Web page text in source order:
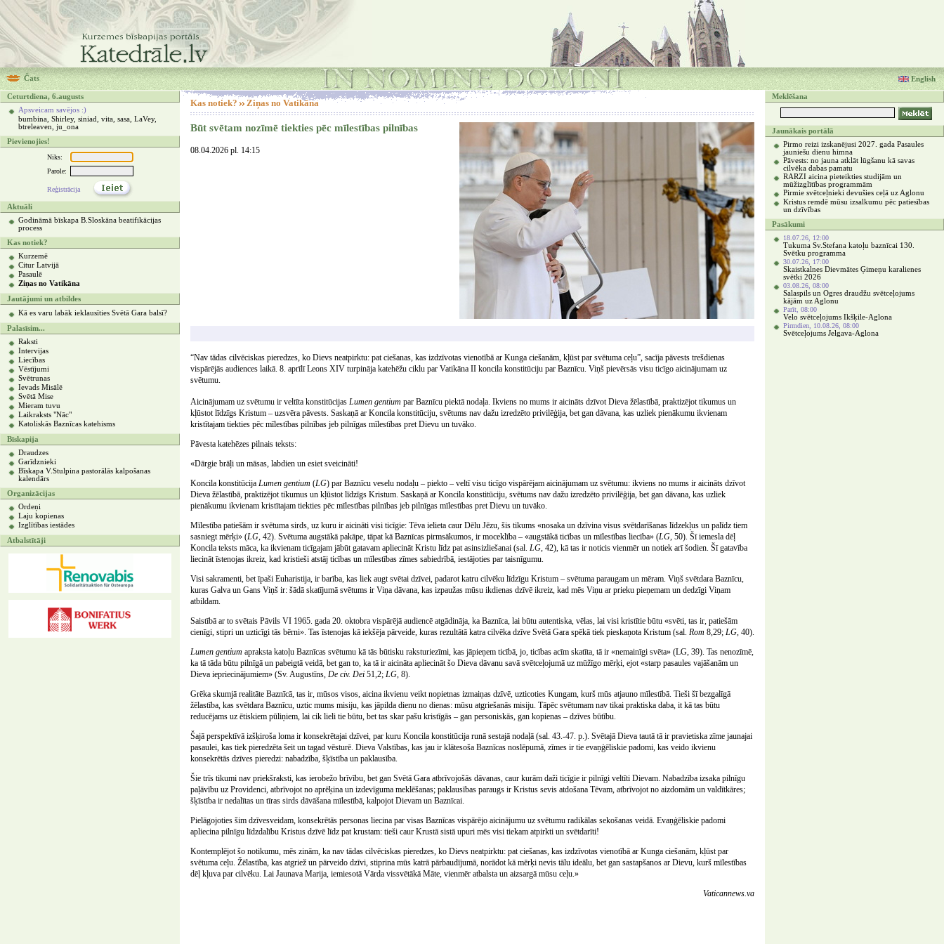
Čats English
Ceturtdiena, 6.augusts
Apsveicam savējos :)
bumbina, Shirley, siniad, vita, sasa, LaVey,
btreleaven, ju_ona
Pievienojies!
Niks:
Parole:
Reģistrācija
Aktuāli
Godināmā bīskapa B.Sloskāna beatifikācijas
process
Kas notiek?
Kurzemē
Citur Latvijā
Pasaulē
Ziņas no Vatikāna
Jautājumi un atbildes
Kā es varu labāk ieklausīties Svētā Gara balsī?
Palasīsim...
Raksti
Intervijas
Liecības
Vēstījumi
Svētrunas
Ievads Misālē
Svētā Mise
Mieram tuvu
Laikraksts "Nāc"
Katoliskās Baznīcas katehisms
Bīskapija
Draudzes
Garīdznieki
Bīskapa V.Stulpina pastorālās kalpošanas
kalendārs
Organizācijas
Ordeņi
Laju kopienas
Izglītības iestādes
Atbalstītāji
Kas notiek? Ziņas no Vatikāna
Būt svētam nozīmē tiekties pēc mīlestības pilnības
08.04.2026 pl. 14:15
“Nav tādas cilvēciskas pieredzes, ko Dievs neatpirktu: pat ciešanas, kas izdzīvotas vienotībā ar Kunga ciešanām, kļūst par svētuma ceļu”, sacīja pāvests trešdienas
vispārējās audiences laikā. 8. aprīlī Leons XIV turpināja katehēžu ciklu par Vatikāna II koncila konstitūciju par Baznīcu. Viņš pievērsās visu ticīgo aicinājumam uz
svētumu.
Aicinājumam uz svētumu ir veltīta konstitūcijas Lumen gentium par Baznīcu piektā nodaļa. Ikviens no mums ir aicināts dzīvot Dieva žēlastībā, praktizējot tikumus un
kļūstot līdzīgs Kristum – uzsvēra pāvests. Saskaņā ar Koncila konstitūciju, svētums nav dažu izredzēto privilēģija, bet gan dāvana, kas uzliek pienākumu ikvienam
kristītajam tiekties pēc mīlestības pilnības jeb pilnīgas mīlestības pret Dievu un tuvāko.
Pāvesta katehēzes pilnais teksts:
«Dārgie brāļi un māsas, labdien un esiet sveicināti!
Koncila konstitūcija Lumen gentium (LG) par Baznīcu veselu nodaļu – piekto – veltī visu ticīgo vispārējam aicinājumam uz svētumu: ikviens no mums ir aicināts dzīvot
Dieva žēlastībā, praktizējot tikumus un kļūstot līdzīgs Kristum. Saskaņā ar Koncila konstitūciju, svētums nav dažu izredzēto privilēģija, bet gan dāvana, kas uzliek
pienākumu ikvienam kristītajam tiekties pēc mīlestības pilnības jeb pilnīgas mīlestības pret Dievu un tuvāko.
Mīlestība patiešām ir svētuma sirds, uz kuru ir aicināti visi ticīgie: Tēva ielieta caur Dēlu Jēzu, šis tikums «nosaka un dzīvina visus svētdarīšanas līdzekļus un palīdz tiem
sasniegt mērķi» (LG, 42). Svētuma augstākā pakāpe, tāpat kā Baznīcas pirmsākumos, ir moceklība – «augstākā ticības un mīlestības liecība» (LG, 50). Šī iemesla dēļ
Koncila teksts māca, ka ikvienam ticīgajam jābūt gatavam apliecināt Kristu līdz pat asinsizliešanai (sal. LG, 42), kā tas ir noticis vienmēr un notiek arī šodien. Šī gatavība
liecināt īstenojas ikreiz, kad kristieši atstāj ticības un mīlestības zīmes sabiedrībā, iestājoties par taisnīgumu.
Visi sakramenti, bet īpaši Euharistija, ir barība, kas liek augt svētai dzīvei, padarot katru cilvēku līdzīgu Kristum – svētuma paraugam un mēram. Viņš svētdara Baznīcu,
kuras Galva un Gans Viņš ir: šādā skatījumā svētums ir Viņa dāvana, kas izpaužas mūsu ikdienas dzīvē ikreiz, kad mēs Viņu ar prieku pieņemam un dedzīgi Viņam
atbildam.
Saistībā ar to svētais Pāvils VI 1965. gada 20. oktobra vispārējā audiencē atgādināja, ka Baznīca, lai būtu autentiska, vēlas, lai visi kristītie būtu «svēti, tas ir, patiešām
cienīgi, stipri un uzticīgi tās bērni». Tas īstenojas kā iekšēja pārveide, kuras rezultātā katra cilvēka dzīve Svētā Gara spēkā tiek pieskaņota Kristum (sal. Rom 8,29; LG, 40).
Lumen gentium apraksta katoļu Baznīcas svētumu kā tās būtisku raksturiezīmi, kas jāpieņem ticībā, jo, ticības acīm skatīta, tā ir «nemainīgi svēta» (LG, 39). Tas nenozīmē,
ka tā tāda būtu pilnīgā un pabeigtā veidā, bet gan to, ka tā ir aicināta apliecināt šo Dieva dāvanu savā svētceļojumā uz mūžīgo mērķi, ejot «starp pasaules vajāšanām un
Dieva iepriecinājumiem» (Sv. Augustīns, De civ. Dei 51,2; LG, 8).
Grēka skumjā realitāte Baznīcā, tas ir, mūsos visos, aicina ikvienu veikt nopietnas izmaiņas dzīvē, uzticoties Kungam, kurš mūs atjauno mīlestībā. Tieši šī bezgalīgā
žēlastība, kas svētdara Baznīcu, uztic mums misiju, kas jāpilda dienu no dienas: mūsu atgriešanās misiju. Tāpēc svētumam nav tikai praktiska daba, it kā tas būtu
reducējams uz ētiskiem pūliņiem, lai cik lieli tie būtu, bet tas skar pašu kristīgās – gan personiskās, gan kopienas – dzīves būtību.
Šajā perspektīvā izšķiroša loma ir konsekrētajai dzīvei, par kuru Koncila konstitūcija runā sestajā nodaļā (sal. 43.-47. p.). Svētajā Dieva tautā tā ir pravietiska zīme jaunajai
pasaulei, kas tiek pieredzēta šeit un tagad vēsturē. Dieva Valstības, kas jau ir klātesoša Baznīcas noslēpumā, zīmes ir tie evaņģēliskie padomi, kas veido ikvienu
konsekrētās dzīves pieredzi: nabadzība, šķīstība un paklausība.
Šie trīs tikumi nav priekšraksti, kas ierobežo brīvību, bet gan Svētā Gara atbrīvojošās dāvanas, caur kurām daži ticīgie ir pilnīgi veltīti Dievam. Nabadzība izsaka pilnīgu
paļāvību uz Providenci, atbrīvojot no aprēķina un izdevīguma meklēšanas; paklausības paraugs ir Kristus sevis atdošana Tēvam, atbrīvojot no aizdomām un valdītkāres;
šķīstība ir nedalītas un tīras sirds dāvāšana mīlestībā, kalpojot Dievam un Baznīcai.
Pielāgojoties šim dzīvesveidam, konsekrētās personas liecina par visas Baznīcas vispārējo aicinājumu uz svētumu radikālas sekošanas veidā. Evaņģēliskie padomi
apliecina pilnīgu līdzdalību Kristus dzīvē līdz pat krustam: tieši caur Krustā sistā upuri mēs visi tiekam atpirkti un svētdarīti!
Kontemplējot šo notikumu, mēs zinām, ka nav tādas cilvēciskas pieredzes, ko Dievs neatpirktu: pat ciešanas, kas izdzīvotas vienotībā ar Kunga ciešanām, kļūst par
svētuma ceļu. Žēlastība, kas atgriež un pārveido dzīvi, stiprina mūs katrā pārbaudījumā, norādot kā mērķi nevis tālu ideālu, bet gan sastapšanos ar Dievu, kurš mīlestības
dēļ kļuva par cilvēku. Lai Jaunava Marija, iemiesotā Vārda vissvētākā Māte, vienmēr atbalsta un aizsargā mūsu ceļu.»
Vaticannews.va
Meklēšana
Jaunākais portālā
Pirmo reizi izskanējusi 2027. gada Pasaules
jauniešu dienu himna
Pāvests: no jauna atklāt lūgšanu kā savas
cilvēka dabas pamatu
RARZI aicina pieteikties studijām un
mūžizglītības programmām
Pirmie svētceļnieki devušies ceļā uz Aglonu
Kristus remdē mūsu izsalkumu pēc patiesības
un dzīvības
Pasākumi
18.07.26, 12:00
Tukuma Sv.Stefana katoļu baznīcai 130.
Svētku programma
30.07.26, 17:00
Skaistkalnes Dievmātes Ģimeņu karalienes
svētki 2026
03.08.26, 08:00
Salaspils un Ogres draudžu svētceļojums
kājām uz Aglonu
Parīt, 08:00
Velo svētceļojums Ikšķile-Aglona
Pirmdien, 10.08.26, 08:00
Svētceļojums Jelgava-Aglona